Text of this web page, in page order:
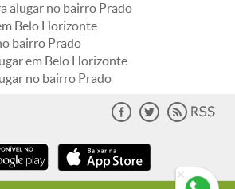
alugar no bairro Prado
Belo Horizonte
bairro Prado
em Belo Horizonte
no bairro Prado